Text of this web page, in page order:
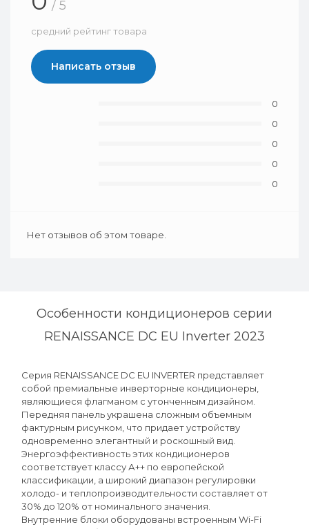
/ 5
средний рейтинг товара
Написать отзыв
0
0
0
0
0
Нет отзывов об этом товаре.
Особенности кондиционеров серии
RENAISSANCE DC EU Inverter 2023
Серия RENAISSANCE DC EU INVERTER представляет
собой премиальные инверторные кондиционеры,
являющиеся флагманом с утонченным дизайном.
Передняя панель украшена сложным объемным
фактурным рисунком, что придает устройству
одновременно элегантный и роскошный вид.
Энергоэффективность этих кондиционеров
соответствует классу А++ по европейской
классификации, а широкий диапазон регулировки
холодо- и теплопроизводительности составляет от
30% до 120% от номинального значения.
Внутренние блоки оборудованы встроенным Wi-Fi